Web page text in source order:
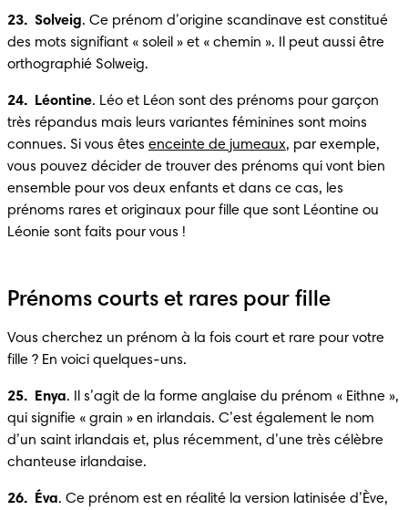
23.  Solveig. Ce prénom d’origine scandinave est constitué
des mots signifiant « soleil » et « chemin ». Il peut aussi être
orthographié Solweig.
24.  Léontine. Léo et Léon sont des prénoms pour garçon
très répandus mais leurs variantes féminines sont moins
connues. Si vous êtes enceinte de jumeaux, par exemple,
vous pouvez décider de trouver des prénoms qui vont bien
ensemble pour vos deux enfants et dans ce cas, les
prénoms rares et originaux pour fille que sont Léontine ou
Léonie sont faits pour vous !
Prénoms courts et rares pour fille
Vous cherchez un prénom à la fois court et rare pour votre
fille ? En voici quelques-uns.
25.  Enya. Il s’agit de la forme anglaise du prénom « Eithne »,
qui signifie « grain » en irlandais. C’est également le nom
d’un saint irlandais et, plus récemment, d’une très célèbre
chanteuse irlandaise.
26.  Éva. Ce prénom est en réalité la version latinisée d’Ève,